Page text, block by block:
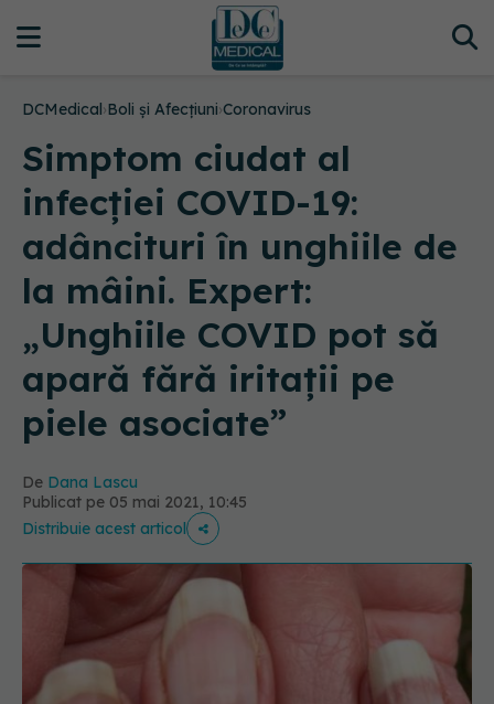
DCMedical›Boli și Afecțiuni›Coronavirus
Simptom ciudat al
infecției COVID-19:
adâncituri în unghiile de
la mâini. Expert:
„Unghiile COVID pot să
apară fără iritații pe
piele asociate”
De Dana Lascu
Publicat pe 05 mai 2021, 10:45
Distribuie acest articol